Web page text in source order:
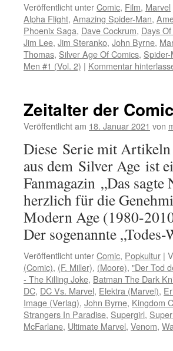
Veröffentlicht unterComic, Film, Marvel
Alpha Flight, Amazing Spider-Man,
Phoenix Saga, Dave Cockrum, Days
Jim Lee, Jim Steranko, John Byrne,
Thomas, Silver Age Of Comics, Spider-
Men #1 (Vol. 2) | Kommentar
Zeitalter der
Veröffentlicht am 18. Januar 2021 von
Diese Serie mit
aus dem Silver Age ist
Fanmagazin „Das
herzlich für die
Modern Age (1980-
Der sogenannte
Veröffentlicht unterComic, Popkultur |
(Comic), (F. Miller), (Moore), "Der Tod
- The Killing Joke, Batman The Dark
DC, DC Vs. Marvel, Elektra (Marvel),
Image (Verlag), John Byrne, Kingdom
Strangers In Paradise, Supergirl,
McFarlane, Ultimate Marvel, Venom,